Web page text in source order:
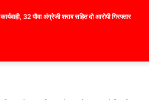
32 पौवा अंग्रेजी शराब सहित दो आरोपी गिरफ्तार